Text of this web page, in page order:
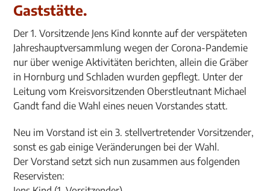
Gaststätte.
Der 1. Vorsitzende Jens Kind konnte auf der verspäteten
Jahreshauptversammlung wegen der Corona-Pandemie
nur über wenige Aktivitäten berichten, allein die Gräber
in Hornburg und Schladen wurden gepflegt. Unter der
Leitung vom Kreisvorsitzenden Oberstleutnant Michael
Gandt fand die Wahl eines neuen Vorstandes statt.
Neu im Vorstand ist ein 3. stellvertretender Vorsitzender,
sonst es gab einige Veränderungen bei der Wahl.
Der Vorstand setzt sich nun zusammen aus folgenden
Reservisten: